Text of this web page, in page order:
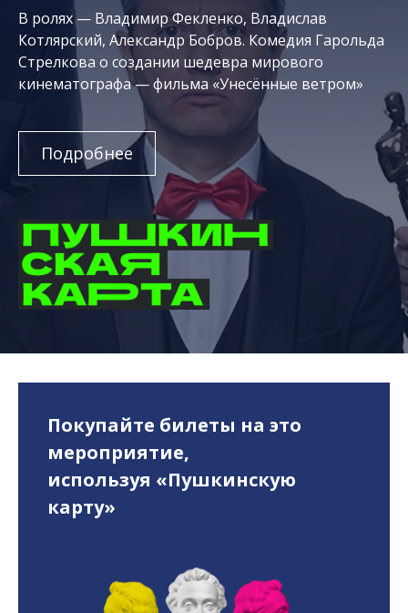
В ролях — Владимир Фекленко, Владислав
Котлярский, Александр Бобров. Комедия Гарольда
Стрелкова о создании шедевра мирового
кинематографа — фильма «Унесённые ветром»
Подробнее
Покупайте билеты на это
мероприятие,
используя «Пушкинскую
карту»